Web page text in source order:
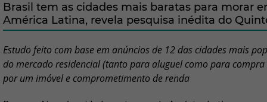
Brasil tem as cidades mais baratas para morar
América Latina, revela pesquisa inédita do
Estudo feito com base em anúncios de 12 das cidades mais
do mercado residencial (tanto para aluguel como para
por um imóvel e comprometimento de renda